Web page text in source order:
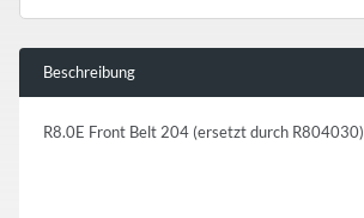
Beschreibung
R8.0E Front Belt 204 (ersetzt durch R804030)